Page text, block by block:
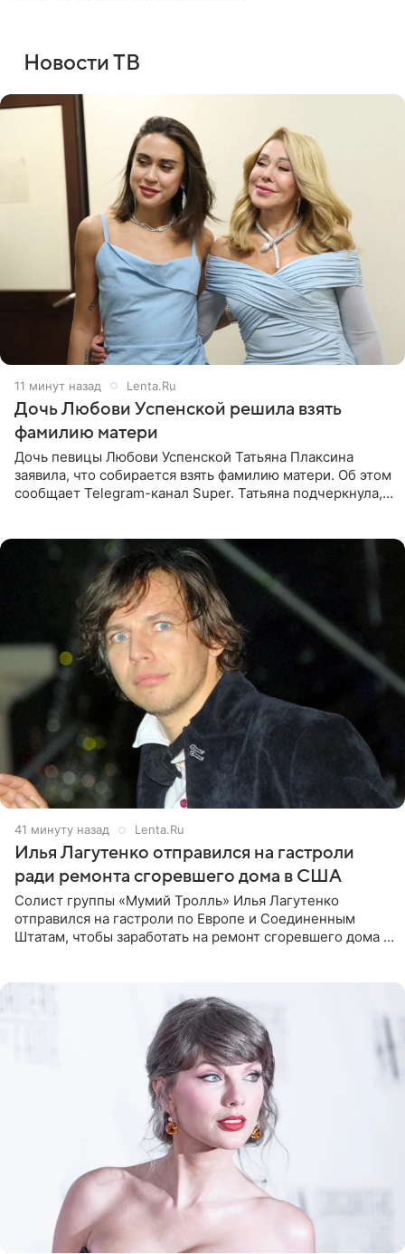
Новости ТВ
11 минут назад Lenta.Ru
Дочь Любови Успенской решила взять
фамилию матери
Дочь певицы Любови Успенской Татьяна Плаксина
заявила, что собирается взять фамилию матери. Об этом
сообщает Telegram-канал Super. Татьяна подчеркнула,
41 минуту назад Lenta.Ru
Илья Лагутенко отправился на гастроли
ради ремонта сгоревшего дома в США
Солист группы «Мумий Тролль» Илья Лагутенко
отправился на гастроли по Европе и Соединенным
Штатам, чтобы заработать на ремонт сгоревшего дома в